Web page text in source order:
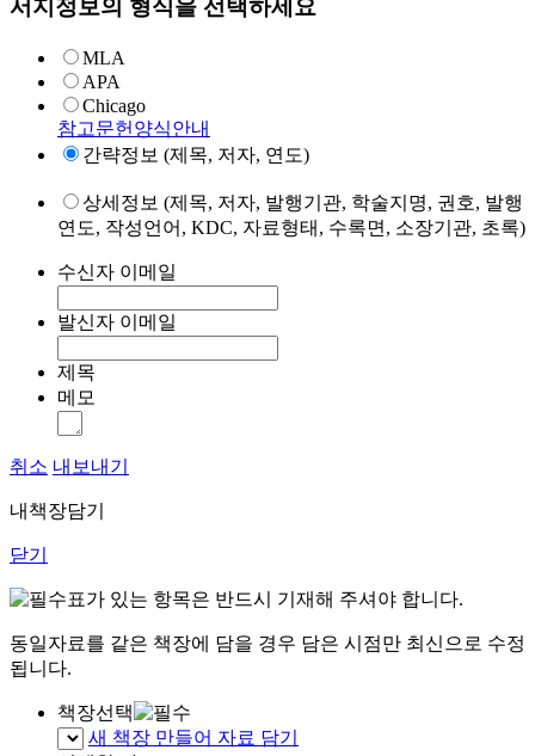
서지정보의 형식을 선택하세요
MLA
APA
Chicago
참고문헌양식안내
간략정보 (제목, 저자, 연도)
상세정보 (제목, 저자, 발행기관, 학술지명, 권호, 발행
연도, 작성언어, KDC, 자료형태, 수록면, 소장기관, 초록)
수신자 이메일
발신자 이메일
제목
메모
취소 내보내기
내책장담기
닫기
표가 있는 항목은 반드시 기재해 주셔야 합니다.
동일자료를 같은 책장에 담을 경우 담은 시점만 최신으로 수정
됩니다.
책장선택
새 책장 만들어 자료 담기